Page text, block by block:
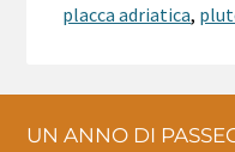
placca adriatica,
UN ANNO DI